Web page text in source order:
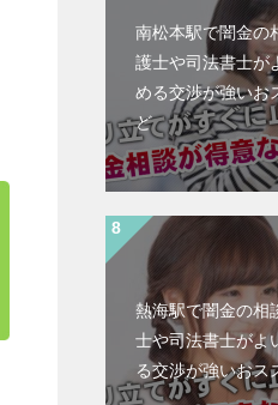
南松本駅で闇金の
護士や司法書士が
める交渉が強いお
ど
熱海駅で闇金の相
士や司法書士がよ
る交渉が強いおス